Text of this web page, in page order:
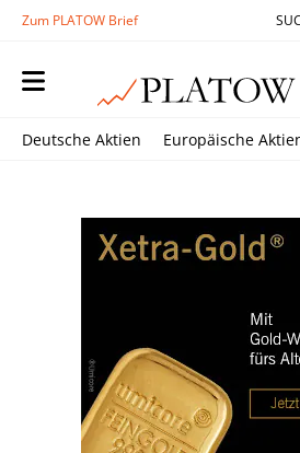
Zum PLATOW Brief
Deutsche Aktien Europäische